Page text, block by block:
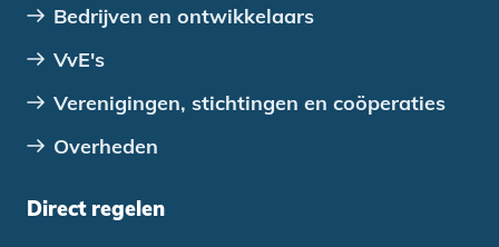
Bedrijven en ontwikkelaars
VvE's
Verenigingen, stichtingen en coöperaties
Overheden
Direct regelen